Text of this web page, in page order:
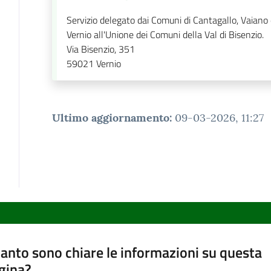
Servizio delegato dai Comuni di Cantagallo, Vaiano
Vernio all'Unione dei Comuni della Val di Bisenzio.
Via Bisenzio, 351
59021 Vernio
Ultimo aggiornamento: 09-03-2026, 11:27
sono chiare le informazioni su questa